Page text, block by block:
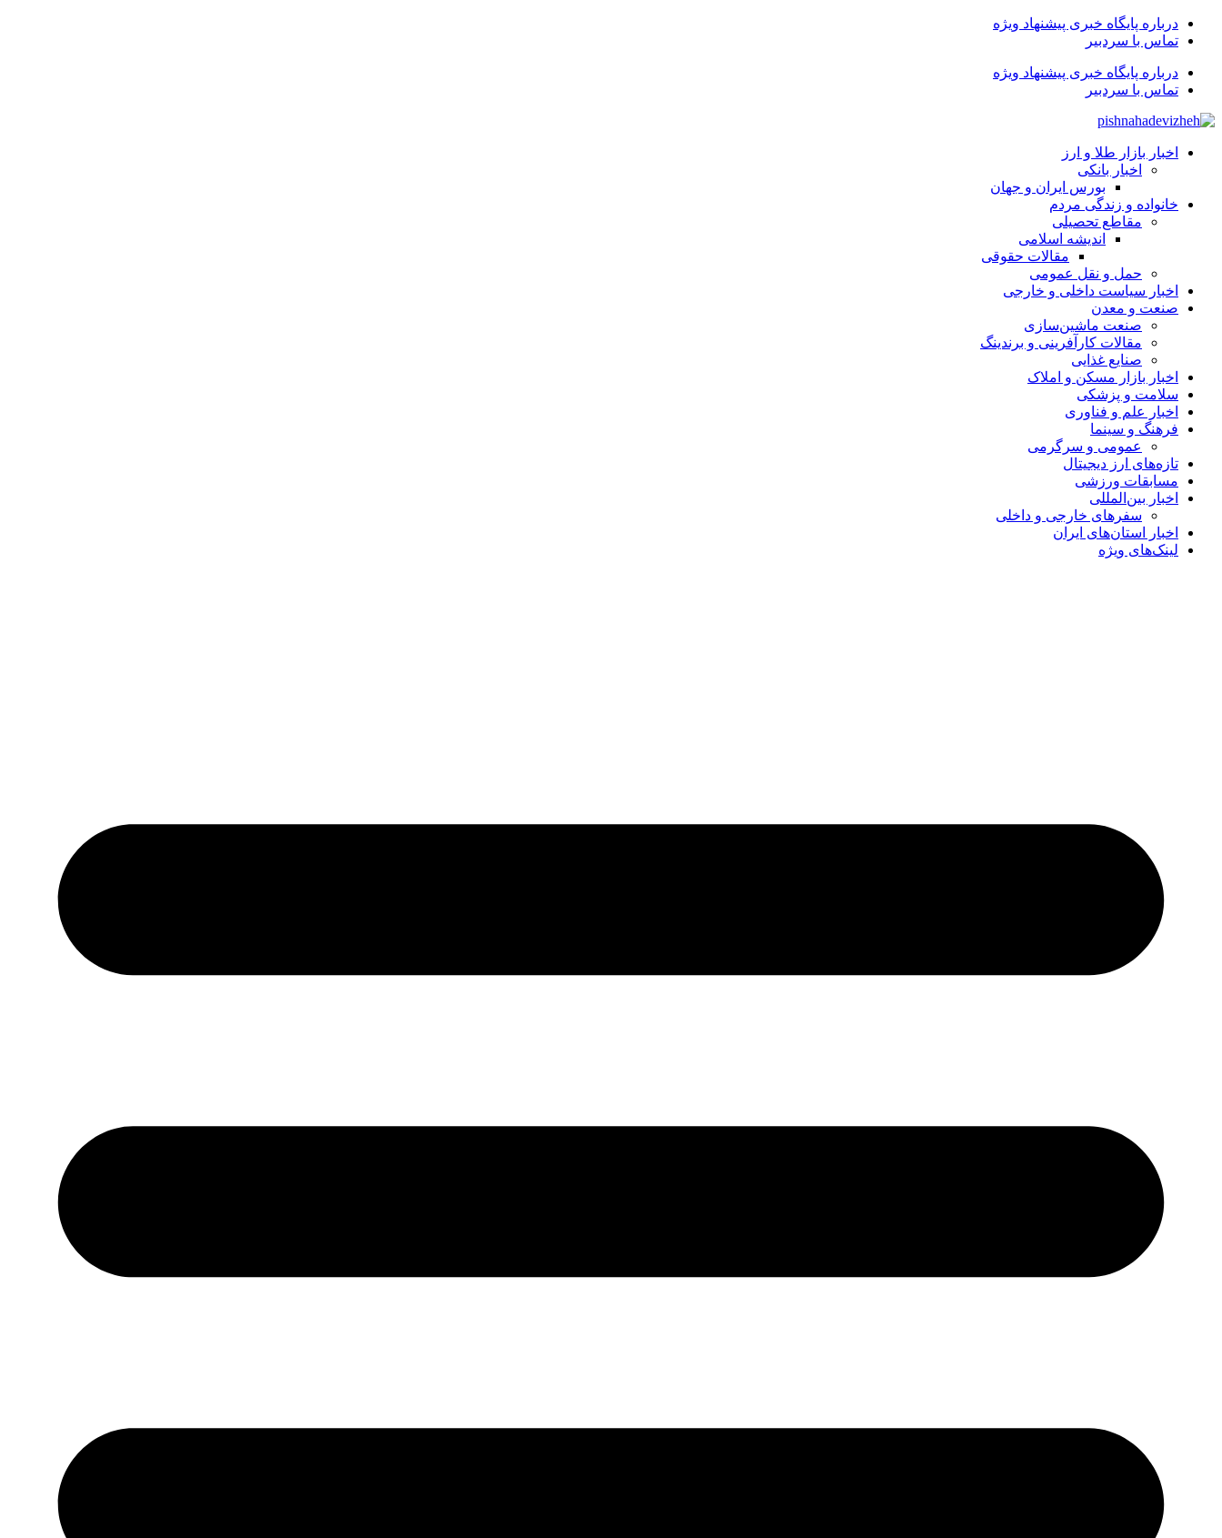
درباره پایگاه خبری پیشنهاد ویژه
تماس با سردبیر
درباره پایگاه خبری پیشنهاد ویژه
تماس با سردبیر
اخبار بازار طلا و ارز
اخبار بانکی
بورس ایران و جهان
خانواده و زندگی مردم
مقاطع تحصیلی
اندیشه اسلامی
مقالات حقوقی
حمل و نقل عمومی
اخبار سیاست داخلی و خارجی
صنعت و معدن
صنعت ماشین‌سازی
مقالات کارآفرینی و برندینگ
صنایع غذایی
اخبار بازار مسکن و املاک
سلامت و پزشکی
اخبار علم و فناوری
فرهنگ و سینما
عمومی و سرگرمی
تازه‌های ارز دیجیتال
مسابقات ورزشی
اخبار بین‌المللی
سفرهای خارجی و داخلی
اخبار استان‌های ایران
لینک‌های ویژه